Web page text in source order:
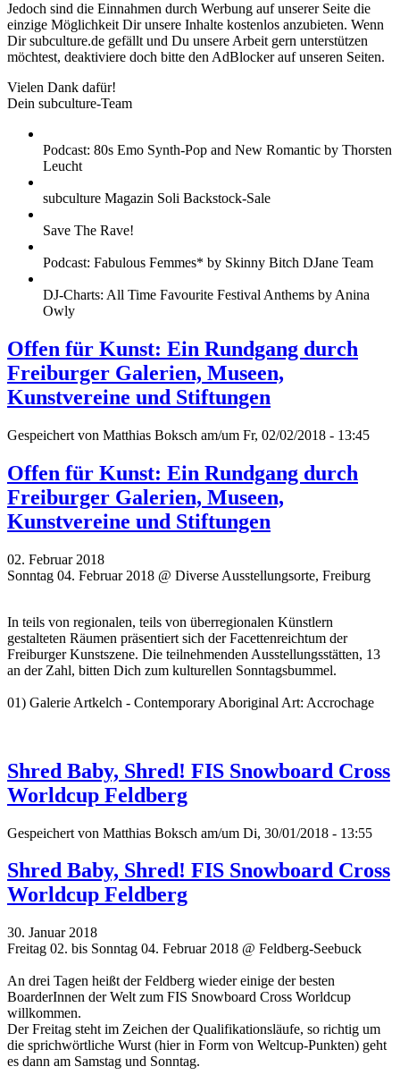
Jedoch sind die Einnahmen durch Werbung auf unserer Seite die
einzige Möglichkeit Dir unsere Inhalte kostenlos anzubieten. Wenn
Dir subculture.de gefällt und Du unsere Arbeit gern unterstützen
möchtest, deaktiviere doch bitte den AdBlocker auf unseren Seiten.
Vielen Dank dafür!
Dein subculture-Team
Podcast: 80s Emo Synth-Pop and New Romantic by Thorsten
Leucht
subculture Magazin Soli Backstock-Sale
Save The Rave!
Podcast: Fabulous Femmes* by Skinny Bitch DJane Team
DJ-Charts: All Time Favourite Festival Anthems by Anina
Owly
Offen für Kunst: Ein Rundgang durch
Freiburger Galerien, Museen,
Kunstvereine und Stiftungen
Gespeichert von Matthias Boksch am/um Fr, 02/02/2018 - 13:45
Offen für Kunst: Ein Rundgang durch
Freiburger Galerien, Museen,
Kunstvereine und Stiftungen
02. Februar 2018
Sonntag 04. Februar 2018 @ Diverse Ausstellungsorte, Freiburg
In teils von regionalen, teils von überregionalen Künstlern
gestalteten Räumen präsentiert sich der Facettenreichtum der
Freiburger Kunstszene. Die teilnehmenden Ausstellungsstätten, 13
an der Zahl, bitten Dich zum kulturellen Sonntagsbummel.
01) Galerie Artkelch - Contemporary Aboriginal Art: Accrochage
Shred Baby, Shred! FIS Snowboard Cross
Worldcup Feldberg
Gespeichert von Matthias Boksch am/um Di, 30/01/2018 - 13:55
Shred Baby, Shred! FIS Snowboard Cross
Worldcup Feldberg
30. Januar 2018
Freitag 02. bis Sonntag 04. Februar 2018 @ Feldberg-Seebuck
An drei Tagen heißt der Feldberg wieder einige der besten
BoarderInnen der Welt zum FIS Snowboard Cross Worldcup
willkommen.
Der Freitag steht im Zeichen der Qualifikationsläufe, so richtig um
die sprichwörtliche Wurst (hier in Form von Weltcup-Punkten) geht
es dann am Samstag und Sonntag.